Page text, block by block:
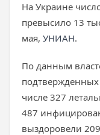
На Украине
превысило 13
мая, УНИАН.
По данным
подтвержденных
числе 327
487
выздоровели